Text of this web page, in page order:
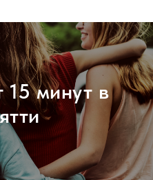
15 минут в